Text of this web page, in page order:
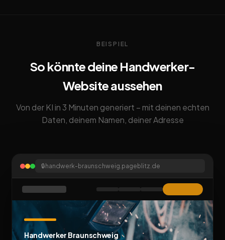
BEISPIEL
So könnte deine Handwerker-
Website aussehen
Von der KI in 3 Minuten generiert – mit deinen echten
Daten, deinem Namen, deiner Adresse
🔒 handwerk-braunschweig.pageblitz.de
Handwerker Braunschweig